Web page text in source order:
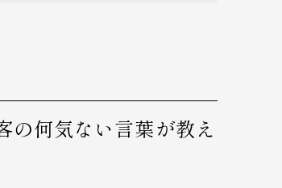
の何気ない言葉が教え